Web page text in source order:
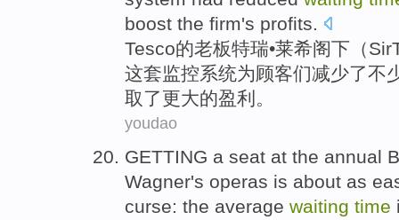
boost the firm's profits.
Tesco的老板特瑞•莱希阁下（Sir
这套监控系统为顾客们减少了不
取了更大的盈利 。
youdao
GETTING a seat at the annual
Wagner's operas is about as
curse: the average waiting time